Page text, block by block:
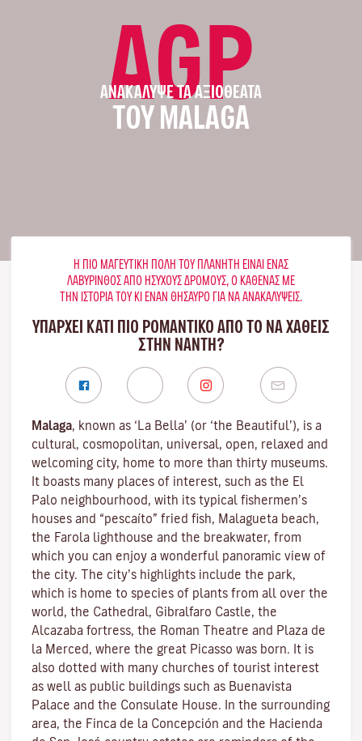
AGP
ΑΝΑΚΆΛΥΨΕ ΤΑ ΑΞΙΟΘΈΑΤΑ
ΤΟΥ MALAGA
Η ΠΙΟ ΜΑΓΕΥΤΙΚΉ ΠΌΛΗ ΤΟΥ ΠΛΑΝΉΤΗ ΕΊΝΑΙ ΈΝΑΣ
ΛΑΒΎΡΙΝΘΟΣ ΑΠΌ ΉΣΥΧΟΥΣ ΔΡΌΜΟΥΣ, Ο ΚΑΘΈΝΑΣ ΜΕ
ΤΗΝ ΙΣΤΟΡΊΑ ΤΟΥ ΚΙ ΈΝΑΝ ΘΗΣΑΥΡΌ ΓΙΑ ΝΑ ΑΝΑΚΑΛΎΨΕΙΣ.
ΥΠΑΡΧΕΙ ΚΑΤΙ ΠΙΟ ΡΟΜΑΝΤΙΚΟ ΑΠΟ ΤΟ ΝΑ ΧΑΘΕΙΣ
ΣΤΗΝ ΝΆΝΤΗ?
Malaga, known as ‘La Bella’ (or ‘the Beautiful’), is a
cultural, cosmopolitan, universal, open, relaxed and
welcoming city, home to more than thirty museums.
It boasts many places of interest, such as the El
Palo neighbourhood, with its typical fishermen’s
houses and “pescaíto” fried fish, Malagueta beach,
the Farola lighthouse and the breakwater, from
which you can enjoy a wonderful panoramic view of
the city. The city’s highlights include the park,
which is home to species of plants from all over the
world, the Cathedral, Gibralfaro Castle, the
Alcazaba fortress, the Roman Theatre and Plaza de
la Merced, where the great Picasso was born. It is
also dotted with many churches of tourist interest
as well as public buildings such as Buenavista
Palace and the Consulate House. In the surrounding
area, the Finca de la Concepción and the Hacienda